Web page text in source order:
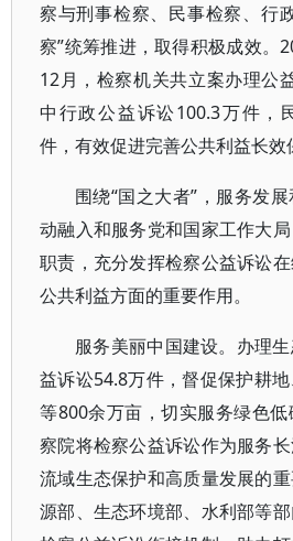
察与刑事检察、民事检察、行
察”统筹推进，取得积极成效。
12月，检察机关共立案办理公
中行政公益诉讼100.3万件，
件，有效促进完善公共利益长效
围绕“国之大者”，服务发
动融入和服务党和国家工作大
职责，充分发挥检察公益诉讼
公共利益方面的重要作用。
服务美丽中国建设。办理
益诉讼54.8万件，督促保护耕
等800余万亩，切实服务绿色
察院将检察公益诉讼作为服务
流域生态保护和高质量发展的
源部、生态环境部、水利部等